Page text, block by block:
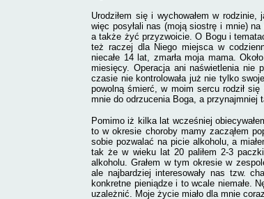
Urodziłem się i wychowałem w
więc posyłali nas (moją siostrę i mnie)
a także żyć przyzwoicie. O Bogu i
też raczej dla Niego miejsca w
niecałe 14 lat, zmarła moja mama.
miesięcy. Operacja ani naświetlenia nie
czasie nie kontrolowała już nie tylko
powolną śmierć, w moim sercu rodził
mnie do odrzucenia Boga, a przynajmniej
Pomimo iż kilka lat wcześniej
to w okresie choroby mamy zacząłem
sobie pozwalać na picie alkoholu, a
tak że w wieku lat 20 paliłem 2-3
alkoholu. Grałem w tym okresie w
ale najbardziej interesowały nas tzw.
konkretne pieniądze i to wcale niemałe.
uzależnić. Moje życie miało dla mnie